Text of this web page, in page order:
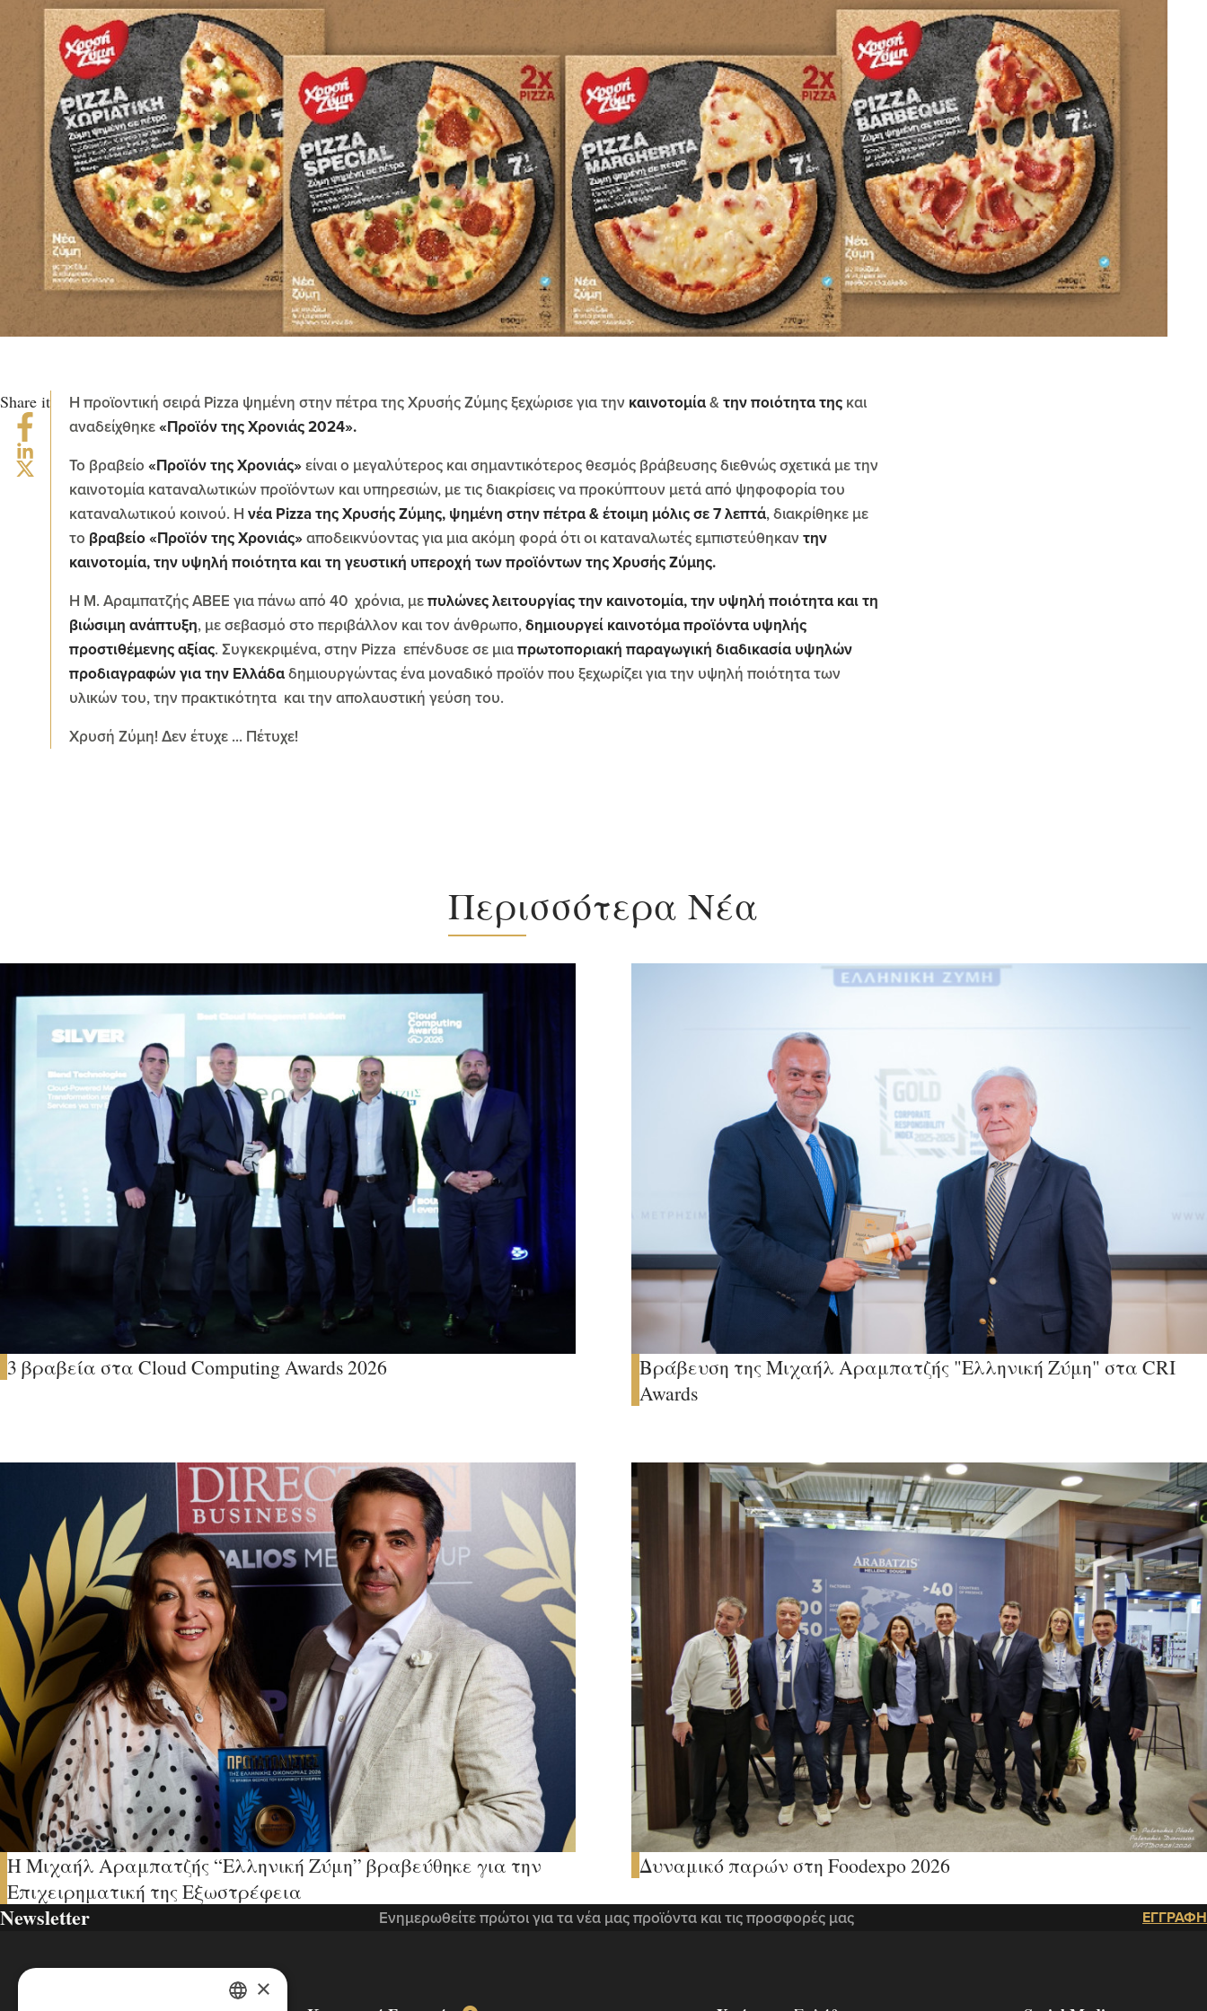
Share it Η προϊοντική σειρά Pizza ψημένη στην πέτρα της Χρυσής Ζύμης ξεχώρισε για την καινοτομία&την ποιότητα της και
αναδείχθηκε«Προϊόν της Χρονιάς 2024».
Το βραβείο «Προϊόν της Χρονιάς»είναι ο μεγαλύτερος και σημαντικότερος θεσμός βράβευσης διεθνώς σχετικά με την
καινοτομία καταναλωτικών προϊόντων και υπηρεσιών, με τις διακρίσεις να προκύπτουν μετά από ψηφοφορία του
καταναλωτικού κοινού. Η νέα Pizza της Χρυσής Ζύμης, ψημένη στην πέτρα & έτοιμη μόλις σε 7 λεπτά, διακρίθηκε με
το βραβείο «Προϊόν της Χρονιάς»αποδεικνύοντας για μια ακόμη φορά ότι οι καταναλωτές εμπιστεύθηκαν την
καινοτομία, την υψηλή ποιότητα και τη γευστική υπεροχή των προϊόντων της Χρυσής Ζύμης.
Η Μ. Αραμπατζής ΑΒΕΕ για πάνω από 40 χρόνια, μεπυλώνες λειτουργίας την καινοτομία, την υψηλή ποιότητα και τη
βιώσιμη ανάπτυξη, με σεβασμό στο περιβάλλον και τον άνθρωπο,δημιουργεί καινοτόμα προϊόντα υψηλής
προστιθέμενης αξίας. Συγκεκριμένα, στην Pizza επένδυσε σε μιαπρωτοποριακή παραγωγική διαδικασία υψηλών
προδιαγραφών για την Ελλάδαδημιουργώντας ένα μοναδικό προϊόν που ξεχωρίζει για την υψηλή ποιότητα των
υλικών του, την πρακτικότητα και την απολαυστική γεύση του.
Χρυσή Ζύμη! Δεν έτυχε ... Πέτυχε!
Περισσότερα Νέα
3 βραβεία στα Cloud Computing Awards 2026
Βράβευση της Μιχαήλ Αραμπατζής "Ελληνική Ζύμη" στα CRI
Awards
H Μιχαήλ Αραμπατζής “Ελληνική Ζύμη” βραβεύθηκε για την
Επιχειρηματική της Εξωστρέφεια
Δυναμικό παρών στη Foodexpo 2026
Newsletter Ενημερωθείτε πρώτοι για τα νέα μας προϊόντα και τις προσφορές μας ΕΓΓΡΑΦΗ
×